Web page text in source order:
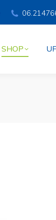
SHOP
SHOP